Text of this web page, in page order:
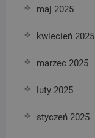
maj 2025
kwiecień 2025
marzec 2025
luty 2025
styczeń 2025